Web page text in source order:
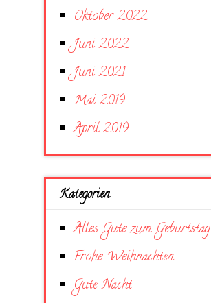
Oktober 2022
Juni 2022
Juni 2021
Mai 2019
April 2019
Kategorien
Alles Gute zum Geburtstag
Frohe Weihnachten
Gute Nacht